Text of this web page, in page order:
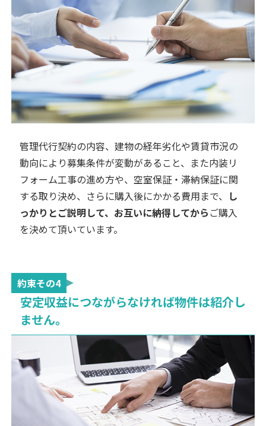
管理代行契約の内容、建物の経年劣化や賃貸市況の
動向により募集条件が変動があること、また内装リ
フォーム工事の進め方や、空室保証・滞納保証に関
する取り決め、さらに購入後にかかる費用まで、 し
っかりとご説明して、お互いに納得してから ご購入
を決めて頂いています。
約束その4
安定収益につながらなければ物件は紹介し
ません。